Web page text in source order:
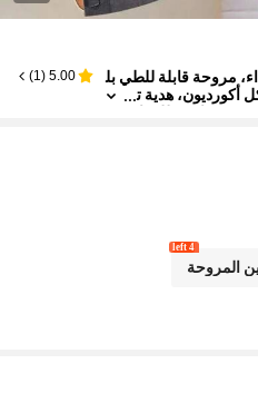
مروحة قابلة للطي بل
هدية ت
5.00
(
1
)
المروحة
4 left